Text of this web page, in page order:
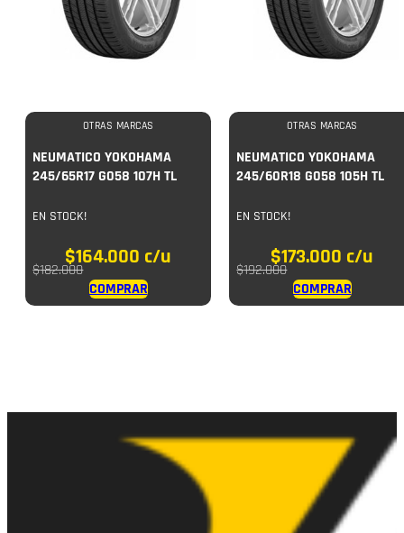
OTRAS MARCAS
NEUMATICO YOKOHAMA
245/65R17 G058 107H TL
EN STOCK!
$164.000 c/u
$182.000
COMPRAR
OTRAS MARCAS
NEUMATICO YOKOHAMA
245/60R18 G058 105H TL
EN STOCK!
$173.000 c/u
$192.000
COMPRAR